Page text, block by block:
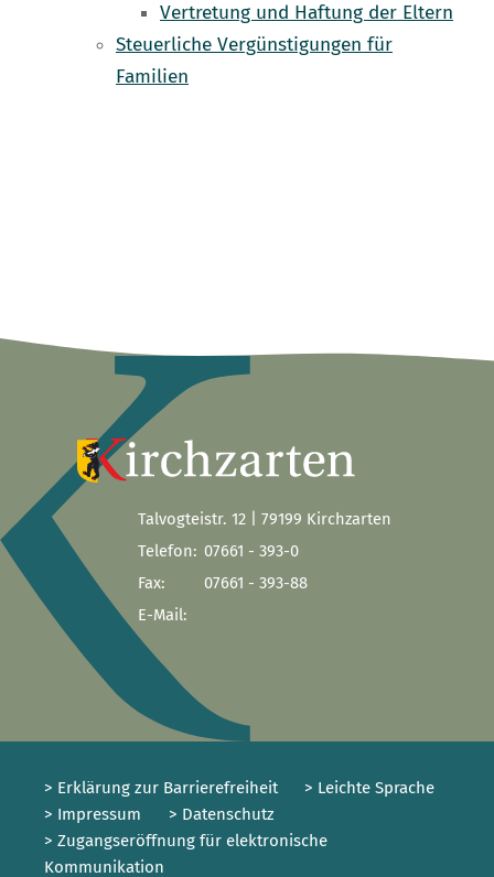
Vertretung und Haftung der Eltern
Steuerliche Vergünstigungen für
Familien
Talvogteistr. 12 | 79199 Kirchzarten
Telefon: 07661 - 393-0
Fax:
07661 - 393-88
E-Mail:
> Erklärung zur Barrierefreiheit
> Leichte Sprache
> Impressum
> Datenschutz
> Zugangseröffnung für elektronische
Kommunikation